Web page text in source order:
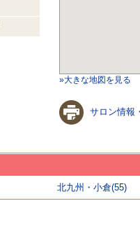
»大きな地図を見る
サロン情報
北九州・小倉(55)